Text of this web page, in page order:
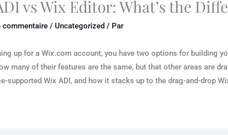
vs Wix Editor: What’s the
commentaire / Uncategorized / Par
up for a Wix.com account, you have two options for building
many of their features are the same, but that other areas are
supported Wix ADI, and how it stacks up to the drag-and-drop